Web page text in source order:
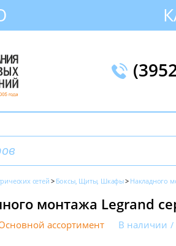
сетей Боксы, Щиты, Шкафы Накладного
монтажа Legrand
ассортимент В наличии